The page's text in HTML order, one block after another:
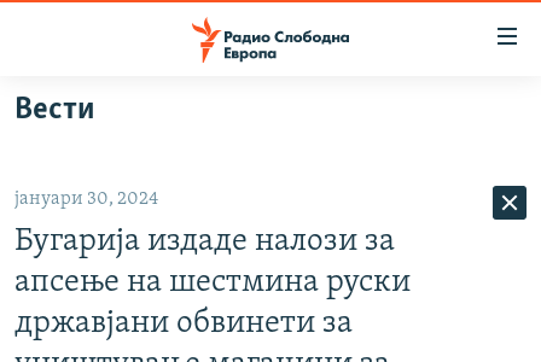
Оди
на
Оди
на
главната
навигација
на
ВИЗУЕЛНО
ВЕСТИ
ШТО ТРЕБА ДА ЗНАЕТЕ
ПРИЈАВИ СЕ ЗА ЊУЗЛЕТЕР
Вести
јануари 30, 2024
Бугарија издаде налози за
апсење на шестмина руски
државјани обвинети за